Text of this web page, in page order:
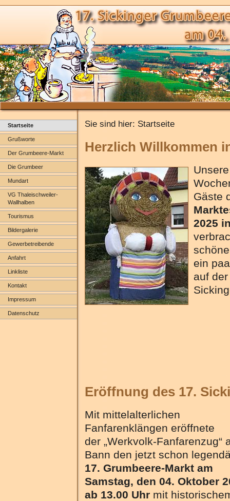
Startseite
Grußworte
Der Grumbeere-Markt
Die Grumbeer
Mundart
VG Thaleischweiler-
Wallhalben
Tourismus
Bildergalerie
Gewerbetreibende
Anfahrt
Linkliste
Kontakt
Impressum
Datenschutz
Sie sind hier: Startseite
Herzlich Willkommen
Gäste
2025
ein
auf
Eröffnung des 17.
Mit mittelalterlichen
Fanfarenklängen eröffnete
der „Werkvolk-Fanfarenzug“
Bann den jetzt schon
17. Grumbeere-Markt am
Samstag, den 04. Oktober
ab 13.00 Uhr mit